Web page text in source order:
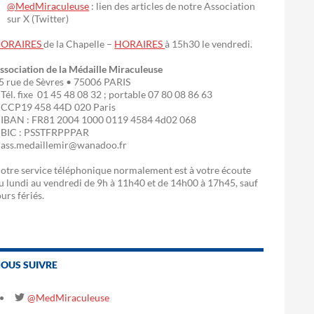
@MedMiraculeuse : lien des articles de notre Association
sur X (Twitter)
de la Chapelle – HORAIRESà 15h30 le vendredi.
de la Médaille Miraculeuse
rue de Sèvres • 75006 PARIS
fixe 01 45 48 08 32 ; portable 07 80 08 86 63
458 44D 020 Paris
: FR81 2004 1000 0119 4584 4d02 068
: PSSTFRPPPAR
service téléphonique normalement est à votre écoute
lundi au vendredi de 9h à 11h40 et de 14h00 à 17h45, sauf
fériés.
SUIVRE
@MedMiraculeuse